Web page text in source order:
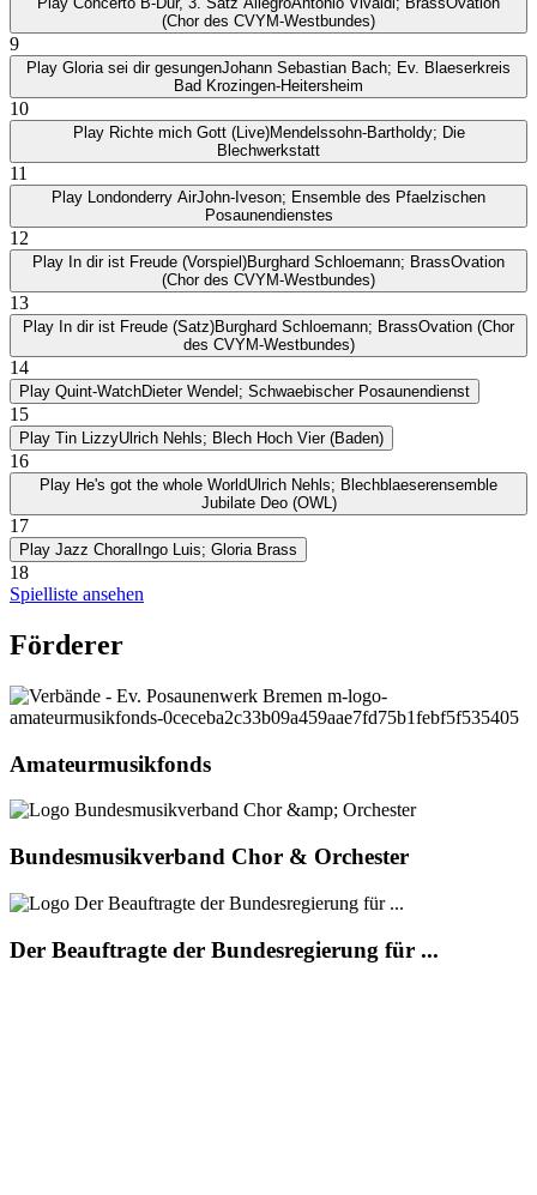
(Chor des CVYM-Westbundes)
9
Play Gloria sei dir gesungenJohann Sebastian Bach; Ev. Blaeserkreis
Bad Krozingen-Heitersheim
10
Play Richte mich Gott (Live)Mendelssohn-Bartholdy; Die
Blechwerkstatt
11
Play Londonderry AirJohn-Iveson; Ensemble des Pfaelzischen
Posaunendienstes
12
Play In dir ist Freude (Vorspiel)Burghard Schloemann; BrassOvation
(Chor des CVYM-Westbundes)
13
Play In dir ist Freude (Satz)Burghard Schloemann; BrassOvation (Chor
des CVYM-Westbundes)
14
Play Quint-WatchDieter Wendel; Schwaebischer Posaunendienst
15
Play Tin LizzyUlrich Nehls; Blech Hoch Vier (Baden)
16
Play He's got the whole WorldUlrich Nehls; Blechblaeserensemble
Jubilate Deo (OWL)
17
Play Jazz Choral Ingo Luis; Gloria Brass
18
Spielliste ansehen
Förderer
Amateurmusikfonds
Bundesmusikverband Chor & Orchester
Der Beauftragte der Bundesregierung für ...